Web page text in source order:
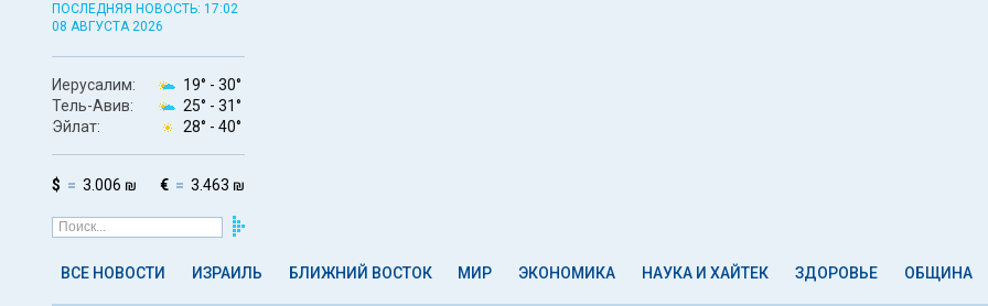
ПОСЛЕДНЯЯ НОВОСТЬ: 17:02
08 АВГУСТА 2026
Иерусалим: 19° - 30°
Тель-Авив:
25° - 31°
Эйлат:
28° - 40°
$ 3.006 ₪ € 3.463 ₪
ВСЕ НОВОСТИ ИЗРАИЛЬ БЛИЖНИЙ ВОСТОК МИР ЭКОНОМИКА НАУКА И ХАЙТЕК ЗДОРОВЬЕ ОБЩИНА